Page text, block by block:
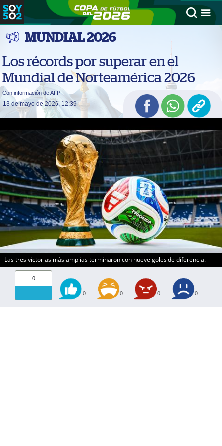
MUNDIAL 2026
Los récords por superar en el
Mundial de Norteamérica 2026
Con información de AFP
13 de mayo de 2026, 12:39
Las tres victorias más amplias terminaron con nueve goles de diferencia.
0
0 0 0 0